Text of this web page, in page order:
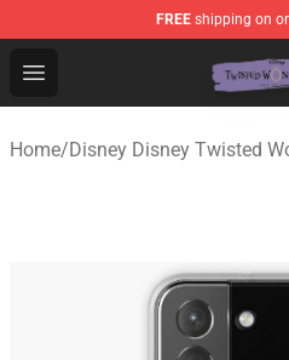
FREE shipping on
Open menu
Twisted Wonderland
Home/Disney Disney Twisted